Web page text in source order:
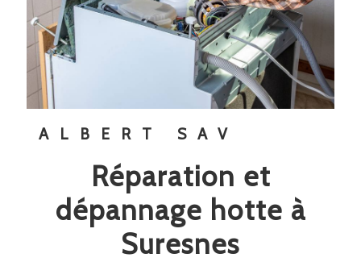
ALBERT SAV
réparation et
dépannage hotte à
Suresnes